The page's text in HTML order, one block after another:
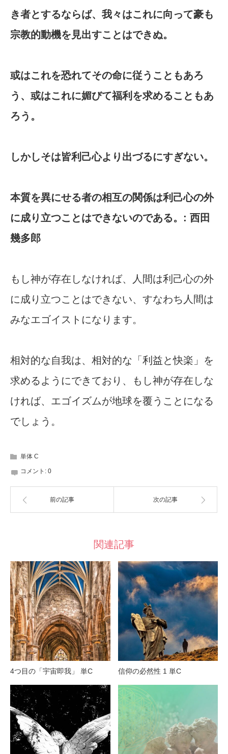
き者とするならば、我々はこれに向って豪も
宗教的動機を見出すことはできぬ。
或はこれを恐れてその命に従うこともあろ
う、或はこれに媚びて福利を求めることもあ
ろう。
しかしそは皆利己心より出づるにすぎない。
本質を異にせる者の相互の関係は利己心の外
に成り立つことはできないのである。: 西田
幾多郎
もし神が存在しなければ、人間は利己心の外
に成り立つことはできない、すなわち人間は
みなエゴイストになります。
相対的な自我は、相対的な「利益と快楽」を
求めるようにできており、もし神が存在しな
ければ、エゴイズムが地球を覆うことになる
でしょう。
単体 C
コメント: 0
前の記事 次の記事
関連記事
4つ目の「宇宙即我」 単C 信仰の必然性 1 単C